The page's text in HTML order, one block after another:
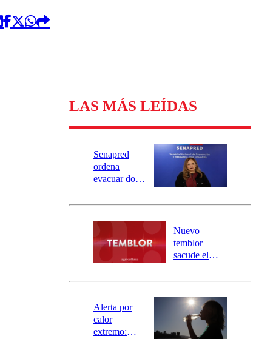
LAS MÁS LEÍDAS
Senapred
ordena
evacuar dos
Carahue por
río Damas:
activa
mensajería
SAE
Nuevo
temblor
sacude el
revisa la
epicentro
Alerta por
calor
extremo: